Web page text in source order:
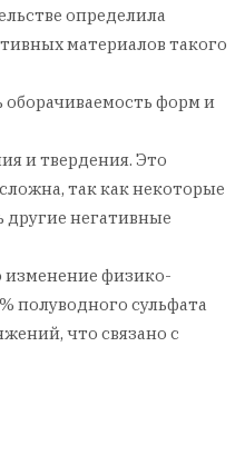
определила
материалов такого
оборачиваемость форм и
и твердения. Это
так как некоторые
другие негативные
изменение физико-
полуводного сульфата
что связано с